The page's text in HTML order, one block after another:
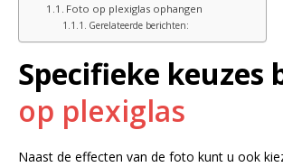
Foto op plexiglas ophangen
Gerelateerde berichten:
Specifieke keuzes
op plexiglas
Naast de effecten van de foto kunt u ook